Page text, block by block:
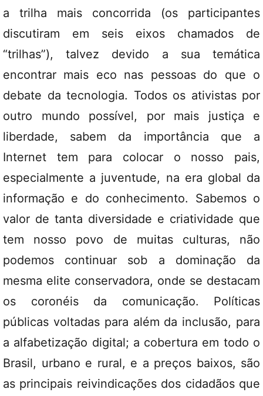
a trilha mais concorrida (os participantes
discutiram em seis eixos chamados de
“trilhas”), talvez devido a sua temática
encontrar mais eco nas pessoas do que o
debate da tecnologia. Todos os ativistas por
outro mundo possível, por mais justiça e
liberdade, sabem da importância que a
Internet tem para colocar o nosso pais,
especialmente a juventude, na era global da
informação e do conhecimento. Sabemos o
valor de tanta diversidade e criatividade que
tem nosso povo de muitas culturas, não
podemos continuar sob a dominação da
mesma elite conservadora, onde se destacam
os coronéis da comunicação. Políticas
públicas voltadas para além da inclusão, para
a alfabetização digital; a cobertura em todo o
Brasil, urbano e rural, e a preços baixos, são
as principais reivindicações dos cidadãos que